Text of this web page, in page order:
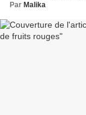
Par Malika